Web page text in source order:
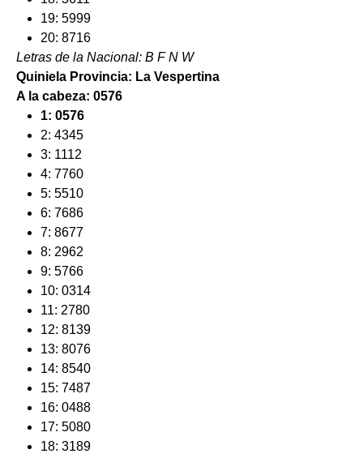
19: 5999
20: 8716
Letras de la Nacional: B F N W
Quiniela Provincia: La Vespertina
A la cabeza: 0576
1: 0576
2: 4345
3: 1112
4: 7760
5: 5510
6: 7686
7: 8677
8: 2962
9: 5766
10: 0314
11: 2780
12: 8139
13: 8076
14: 8540
15: 7487
16: 0488
17: 5080
18: 3189